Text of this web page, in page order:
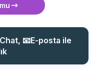
nasıl
ve kalbini
bu
Hazır
📧E-posta ile